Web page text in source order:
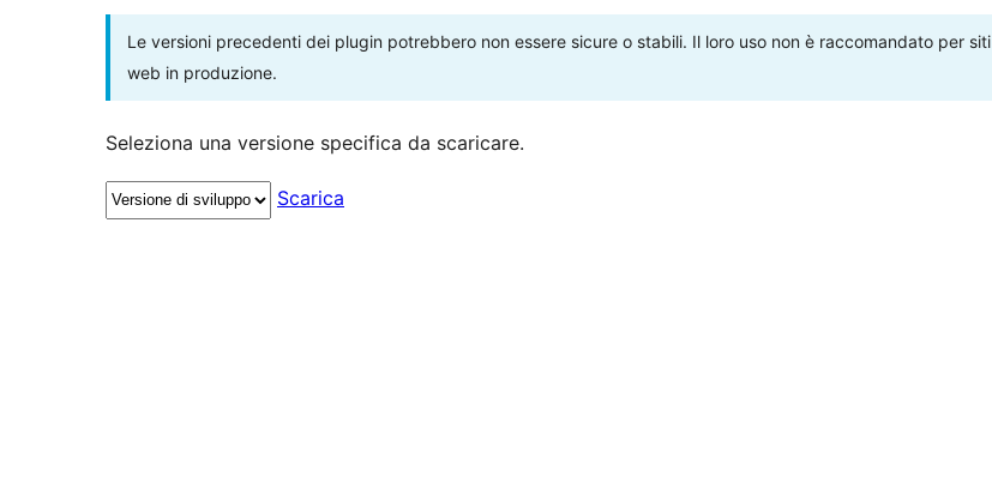
Le versioni precedenti dei plugin potrebbero non essere sicure o stabili. Il loro uso non è raccomandato per siti
web in produzione.
Seleziona una versione specifica da scaricare.
Scarica